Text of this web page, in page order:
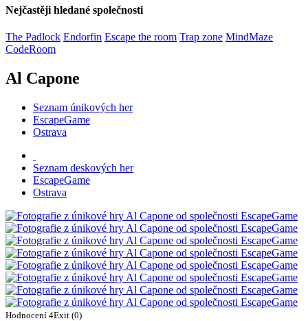
Nejčastěji hledané společnosti
The Padlock Endorfin Escape the room Trap zone MindMaze
CodeRoom
Al Capone
Seznam únikových her
EscapeGame
Ostrava
Seznam deskových her
EscapeGame
Ostrava
Hodnocení 4Exit (0)